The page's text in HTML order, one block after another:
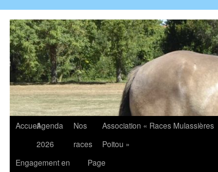
AccueilAgenda
2026
Nos
races
Association « Races Mulassières
Poitou »
Engagement en
Page